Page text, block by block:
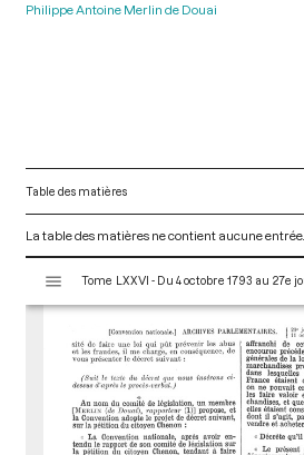
Philippe Antoine Merlin de Douai
Table des matières
La table des matières ne contient aucune entrée.
s